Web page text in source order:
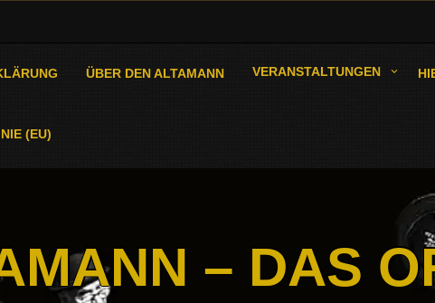
ÜBER DEN ALTAMANN VERANSTALTUNGEN
(EU)
– DAS